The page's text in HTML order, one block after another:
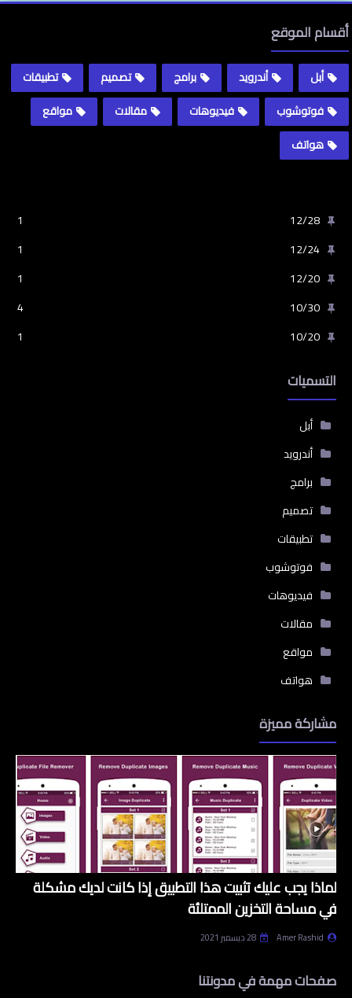
أقسام الموقع
أبل أندرويد برامج تصميم
تطبيقات
فوتوشوب
فيديوهات مقالات
مواقع
هواتف
12/28
1
12/24
1
12/20
1
10/30
4
10/20
1
التسميات
أبل
أندرويد
برامج
تصميم
تطبيقات
فوتوشوب
فيديوهات
مقالات
مواقع
هواتف
مشاركة مميزة
لماذا يجب عليك تثبيت هذا التطبيق إذا كانت لديك مشكلة
في مساحة التخزين الممتلئة
Amer Rashid 28 ديسمبر 2021
صفحات مهمة في مدونتنا